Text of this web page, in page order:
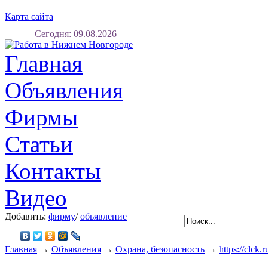
Карта сайта
Сегодня: 09.08.2026
Главная
Объявления
Фирмы
Статьи
Контакты
Видео
Добавить: фирму/обьявление
Главная → Объявления → Охрана, безопасность → https://